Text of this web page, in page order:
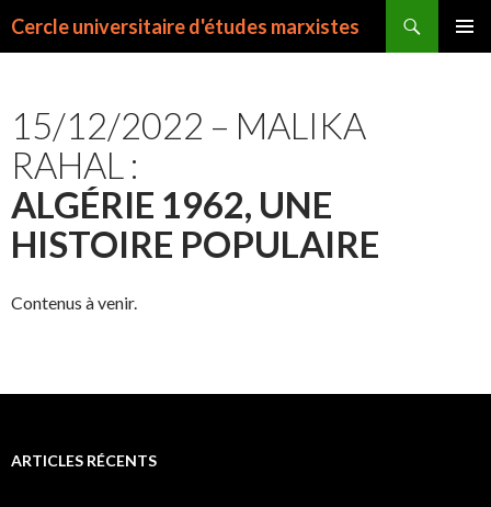
Cercle universitaire d'études marxistes
15/12/2022 – MALIKA
RAHAL :
ALGÉRIE 1962, UNE
HISTOIRE POPULAIRE
Contenus à venir.
ARTICLES RÉCENTS